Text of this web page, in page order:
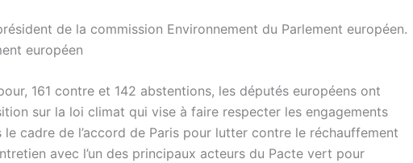
de la commission Environnement du Parlement européen.
européen
161 contre et 142 abstentions, les députés européens ont
sur la loi climat qui vise à faire respecter les engagements
le cadre de l’accord de Paris pour lutter contre le réchauffement
avec l’un des principaux acteurs du Pacte vert pour